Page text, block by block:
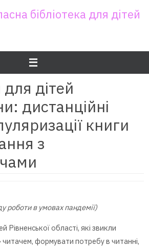
бібліотека для дітей
для дітей
дистанційні
книги
з
роботи в умовах пандемії)
Рівненської області, які звикли
формувати потребу в читанні,